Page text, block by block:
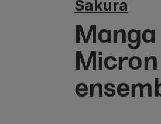
Sakura